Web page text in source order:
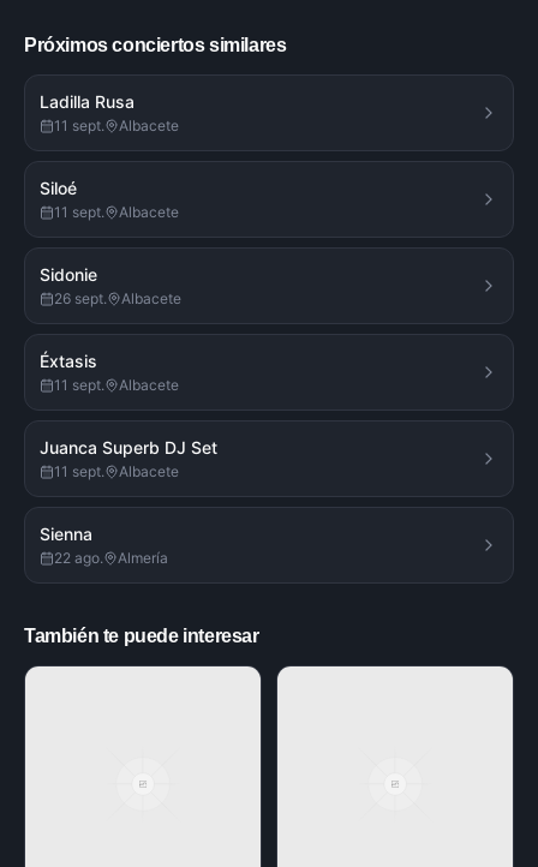
Próximos conciertos similares
Ladilla Rusa
11 sept. Albacete
Siloé
11 sept. Albacete
Sidonie
26 sept. Albacete
Éxtasis
11 sept. Albacete
Juanca Superb DJ Set
11 sept. Albacete
Sienna
22 ago. Almería
También te puede interesar